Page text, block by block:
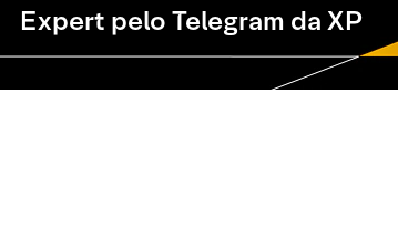
Expert pelo Telegram da XP